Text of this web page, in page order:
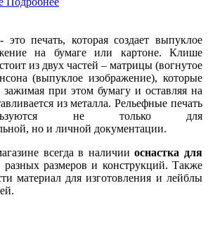
- это печать, которая создает выпуклое
на бумаге или картоне. Клише
из двух частей – матрицы (вогнутое
(выпуклое изображение), которые
зажимая при этом бумагу и оставляя на
из металла. Рельефные печать
не только для
но и личной документации.
всегда в наличииоснастка для
разных размеров и конструкций. Также
материал для изготовления и лейблы